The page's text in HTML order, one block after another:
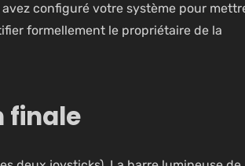
configuré votre système pour
formellement le propriétaire de la
finale